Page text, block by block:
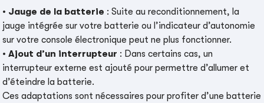
• Jauge de la batterie : Suite au reconditionnement, la
jauge intégrée sur votre batterie ou l’indicateur d’autonomie
sur votre console électronique peut ne plus fonctionner.
•Ajout d’un interrupteur : Dans certains cas, un
interrupteur externe est ajouté pour permettre d’allumer et
d’éteindre la batterie.
Ces adaptations sont nécessaires pour profiter d’une batterie